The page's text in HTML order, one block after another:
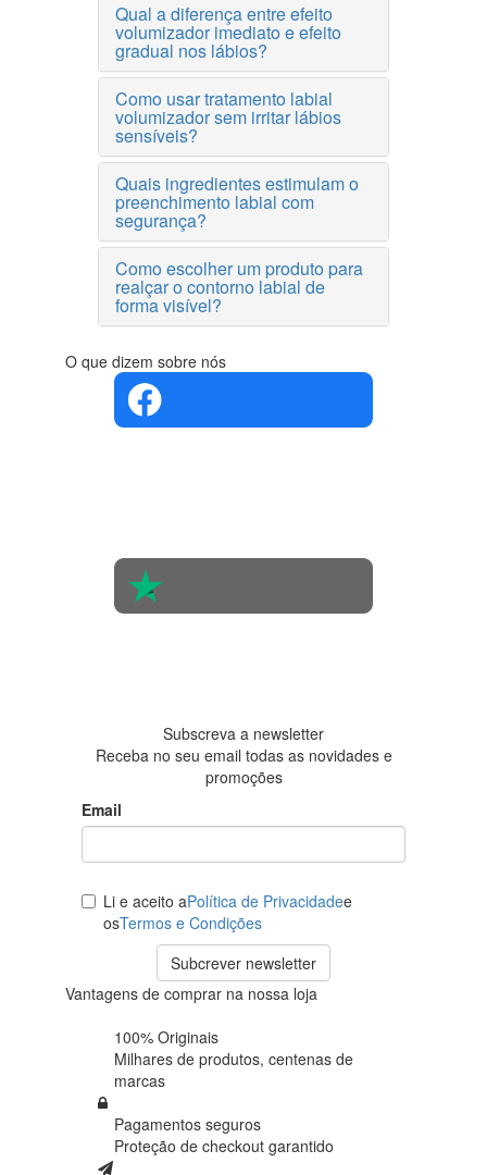
Qual a diferença entre efeito
volumizador imediato e efeito
gradual nos lábios?
Como usar tratamento labial
volumizador sem irritar lábios
sensíveis?
Quais ingredientes estimulam o
preenchimento labial com
segurança?
Como escolher um produto para
realçar o contorno labial de
forma visível?
O que dizem sobre nós
Subscreva a newsletter
Receba no seu email todas as novidades e
promoções
Email
Li e aceito aPolítica de Privacidadee
osTermos e Condições
Subcrever newsletter
Vantagens de comprar na nossa loja
100% Originais
Milhares de produtos, centenas de
marcas
Pagamentos seguros
Proteção de checkout garantido